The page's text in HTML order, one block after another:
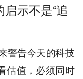
示不是“追
警告今天的科技
估值，必须同时